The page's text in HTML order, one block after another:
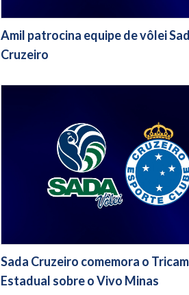
Amil patrocina equipe de vôlei
Cruzeiro
Sada Cruzeiro comemora o
Estadual sobre o Vivo Minas